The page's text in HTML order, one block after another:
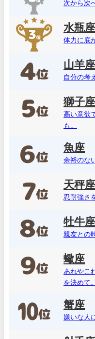
次から次
水瓶座
体力に底
山羊座
自分の考
獅子座
高い意欲
も。
魚座
余裕のな
天秤座
忍耐強さ
牡牛座
親友との
蠍座
あれやこ
を決めて。
蟹座
嫌いな人